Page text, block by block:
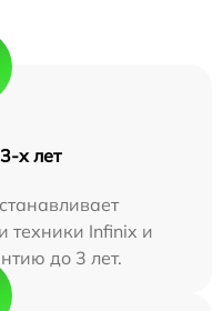
х лет
техники Infinix и
до 3 лет.